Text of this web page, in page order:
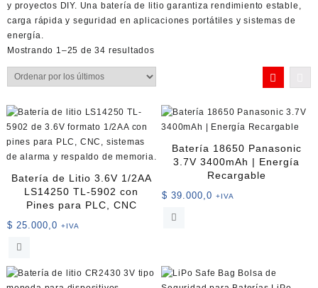
y proyectos DIY. Una batería de litio garantiza rendimiento estable,
carga rápida y seguridad en aplicaciones portátiles y sistemas de
energía.
Mostrando 1–25 de 34 resultadosOrdenado
por
Batería de Litio 3.6V 1/2AA
LS14250 TL-5902 con
Pines para PLC, CNC
$ 25.000,0 +IVA
Batería 18650 Panasonic
3.7V 3400mAh | Energía
Recargable
$ 39.000,0 +IVA